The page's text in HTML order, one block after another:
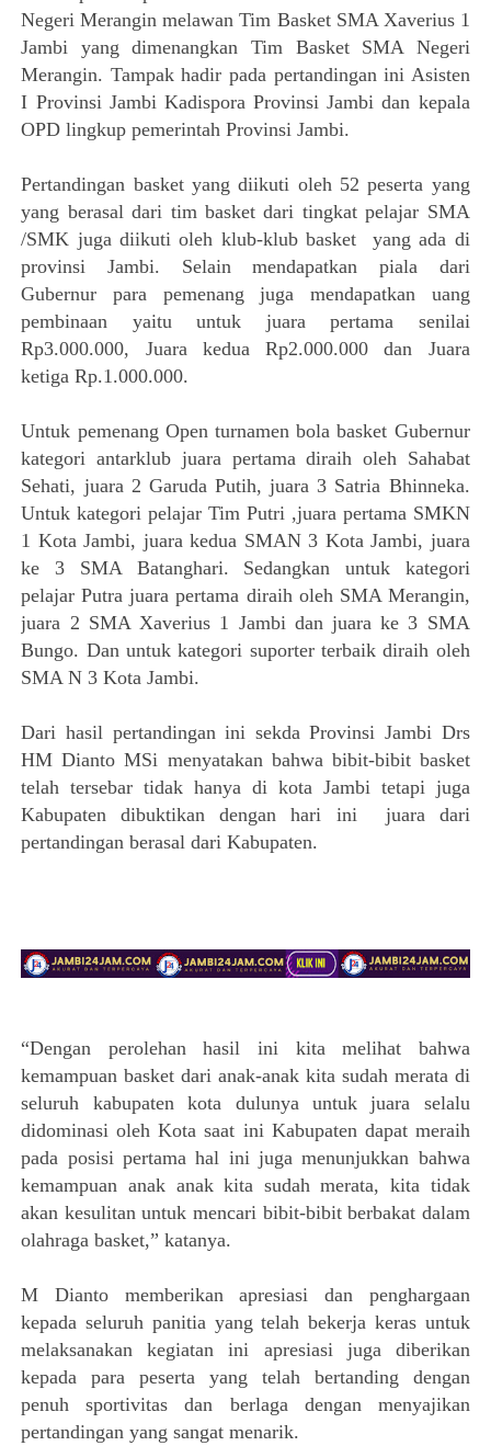
Negeri Merangin melawan Tim Basket SMA Xaverius 1
Jambi yang dimenangkan Tim Basket SMA Negeri
Merangin. Tampak hadir pada pertandingan ini Asisten
I Provinsi Jambi Kadispora Provinsi Jambi dan kepala
OPD lingkup pemerintah Provinsi Jambi.
Pertandingan basket yang diikuti oleh 52 peserta yang
yang berasal dari tim basket dari tingkat pelajar SMA
/SMK juga diikuti oleh klub-klub basket yang ada di
provinsi Jambi. Selain mendapatkan piala dari
Gubernur para pemenang juga mendapatkan uang
pembinaan yaitu untuk juara pertama senilai
Rp3.000.000, Juara kedua Rp2.000.000 dan Juara
ketiga Rp.1.000.000.
Untuk pemenang Open turnamen bola basket Gubernur
kategori antarklub juara pertama diraih oleh Sahabat
Sehati, juara 2 Garuda Putih, juara 3 Satria Bhinneka.
Untuk kategori pelajar Tim Putri ,juara pertama SMKN
1 Kota Jambi, juara kedua SMAN 3 Kota Jambi, juara
ke 3 SMA Batanghari. Sedangkan untuk kategori
pelajar Putra juara pertama diraih oleh SMA Merangin,
juara 2 SMA Xaverius 1 Jambi dan juara ke 3 SMA
Bungo. Dan untuk kategori suporter terbaik diraih oleh
SMA N 3 Kota Jambi.
Dari hasil pertandingan ini sekda Provinsi Jambi Drs
HM Dianto MSi menyatakan bahwa bibit-bibit basket
telah tersebar tidak hanya di kota Jambi tetapi juga
Kabupaten dibuktikan dengan hari ini juara dari
pertandingan berasal dari Kabupaten.
“Dengan perolehan hasil ini kita melihat bahwa
kemampuan basket dari anak-anak kita sudah merata di
seluruh kabupaten kota dulunya untuk juara selalu
didominasi oleh Kota saat ini Kabupaten dapat meraih
pada posisi pertama hal ini juga menunjukkan bahwa
kemampuan anak anak kita sudah merata, kita tidak
akan kesulitan untuk mencari bibit-bibit berbakat dalam
olahraga basket,” katanya.
M Dianto memberikan apresiasi dan penghargaan
kepada seluruh panitia yang telah bekerja keras untuk
melaksanakan kegiatan ini apresiasi juga diberikan
kepada para peserta yang telah bertanding dengan
penuh sportivitas dan berlaga dengan menyajikan
pertandingan yang sangat menarik.